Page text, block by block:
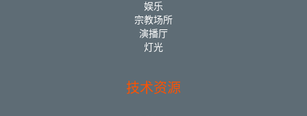
娱乐
宗教场所
演播厅
灯光
技术资源